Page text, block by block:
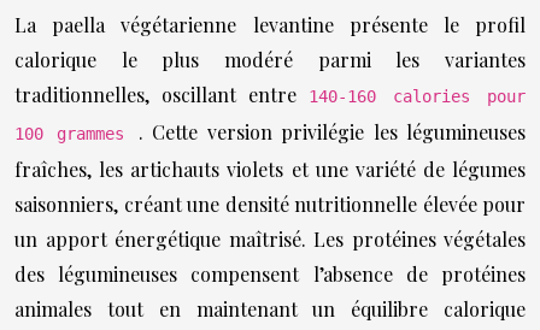
La paella végétarienne levantine présente le profil
calorique le plus modéré parmi les variantes
traditionnelles, oscillant entre
140-160 calories pour
100 grammes . Cette version privilégie les légumineuses
fraîches, les artichauts violets et une variété de légumes
saisonniers, créant une densité nutritionnelle élevée pour
un apport énergétique maîtrisé. Les protéines végétales
des légumineuses compensent l’absence de protéines
animales tout en maintenant un équilibre calorique